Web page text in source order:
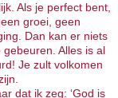
Als je perfect bent,
groei, geen
Dan kan er niets
gebeuren. Alles is al
Je zult volkomen
dat ik zeg: ‘God is